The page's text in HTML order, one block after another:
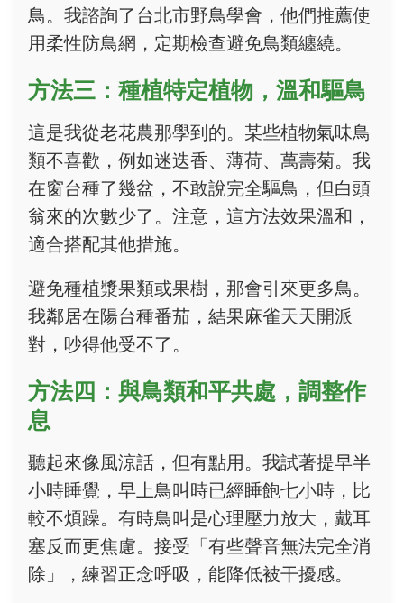
鳥。我諮詢了台北市野鳥學會，他們推薦使
用柔性防鳥網，定期檢查避免鳥類纏繞。
方法三：種植特定植物，溫和驅鳥
這是我從老花農那學到的。某些植物氣味鳥
類不喜歡，例如迷迭香、薄荷、萬壽菊。我
在窗台種了幾盆，不敢說完全驅鳥，但白頭
翁來的次數少了。注意，這方法效果溫和，
適合搭配其他措施。
避免種植漿果類或果樹，那會引來更多鳥。
我鄰居在陽台種番茄，結果麻雀天天開派
對，吵得他受不了。
方法四：與鳥類和平共處，調整作
息
聽起來像風涼話，但有點用。我試著提早半
小時睡覺，早上鳥叫時已經睡飽七小時，比
較不煩躁。有時鳥叫是心理壓力放大，戴耳
塞反而更焦慮。接受「有些聲音無法完全消
除」，練習正念呼吸，能降低被干擾感。